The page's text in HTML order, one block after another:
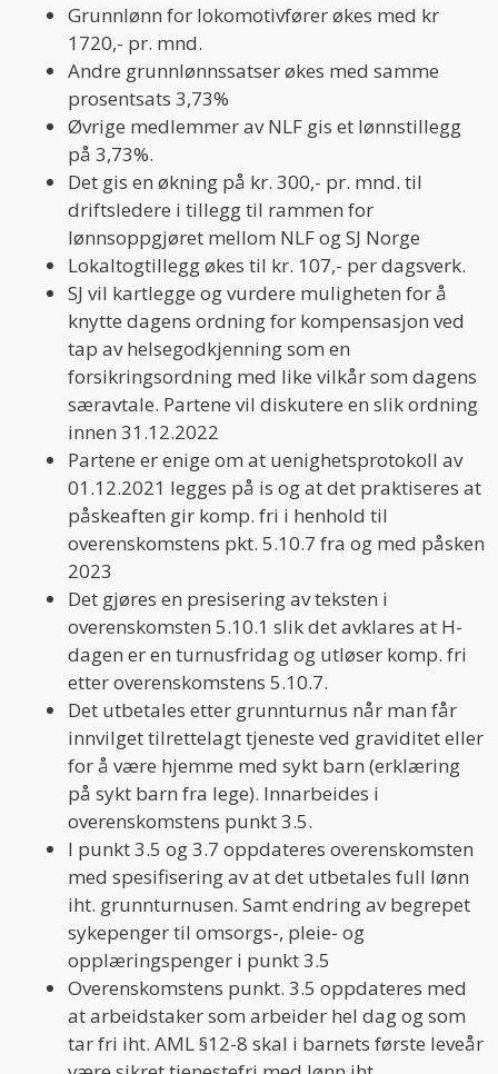
Grunnlønn for lokomotivfører økes med kr
1720,- pr. mnd.
Andre grunnlønnssatser økes med samme
prosentsats 3,73%
Øvrige medlemmer av NLF gis et lønnstillegg
på 3,73%.
Det gis en økning på kr. 300,- pr. mnd. til
driftsledere i tillegg til rammen for
lønnsoppgjøret mellom NLF og SJ Norge
Lokaltogtillegg økes til kr. 107,- per dagsverk.
SJ vil kartlegge og vurdere muligheten for å
knytte dagens ordning for kompensasjon ved
tap av helsegodkjenning som en
forsikringsordning med like vilkår som dagens
særavtale. Partene vil diskutere en slik ordning
innen 31.12.2022
Partene er enige om at uenighetsprotokoll av
01.12.2021 legges på is og at det praktiseres at
påskeaften gir komp. fri i henhold til
overenskomstens pkt. 5.10.7 fra og med påsken
2023
Det gjøres en presisering av teksten i
overenskomsten 5.10.1 slik det avklares at H-
dagen er en turnusfridag og utløser komp. fri
etter overenskomstens 5.10.7.
Det utbetales etter grunnturnus når man får
innvilget tilrettelagt tjeneste ved graviditet eller
for å være hjemme med sykt barn (erklæring
på sykt barn fra lege). Innarbeides i
overenskomstens punkt 3.5.
I punkt 3.5 og 3.7 oppdateres overenskomsten
med spesifisering av at det utbetales full lønn
iht. grunnturnusen. Samt endring av begrepet
sykepenger til omsorgs-, pleie- og
opplæringspenger i punkt 3.5
Overenskomstens punkt. 3.5 oppdateres med
at arbeidstaker som arbeider hel dag og som
tar fri iht. AML §12-8 skal i barnets første leveår